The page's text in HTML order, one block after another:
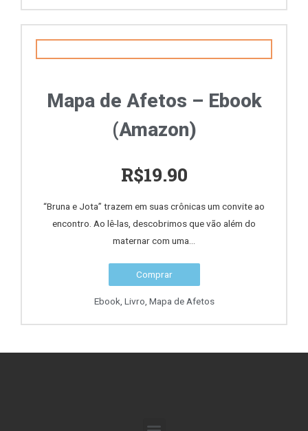
Mapa de Afetos – Ebook
(Amazon)
R$19.90
“Bruna e Jota” trazem em suas crônicas um convite ao
encontro. Ao lê-las, descobrimos que vão além do
maternar com uma...
Comprar
Ebook Livro Mapa de Afetos